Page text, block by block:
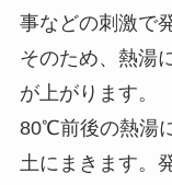
事などの刺激で
そのため、熱湯
が上がります。
80℃前後の熱湯
土にまきます。